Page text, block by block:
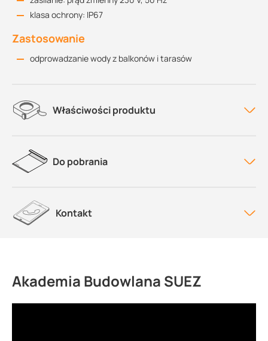
klasa ochrony: IP67
Zastosowanie
odprowadzanie wody z balkonów i tarasów
Właściwości produktu
Do pobrania
Kontakt
Akademia Budowlana SUEZ